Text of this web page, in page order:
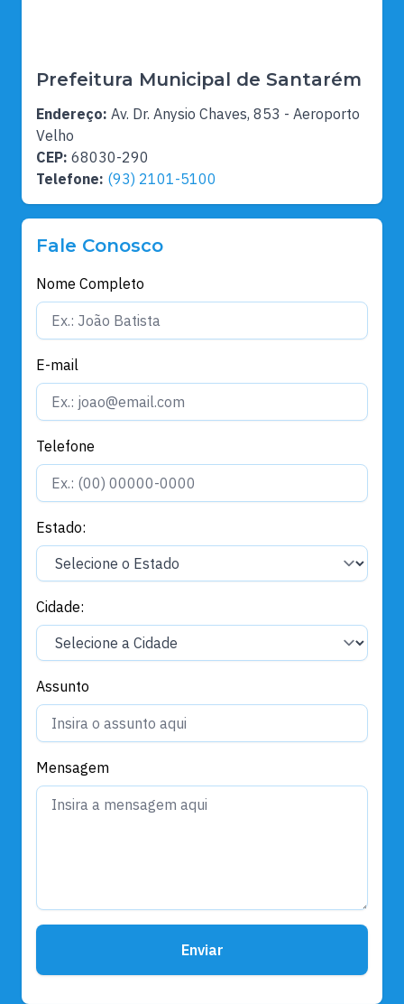
Prefeitura Municipal de Santarém
Endereço: Av. Dr. Anysio Chaves, 853 - Aeroporto
Velho
CEP: 68030-290
Telefone: (93) 2101-5100
Fale Conosco
Nome Completo
E-mail
Telefone
Estado:
Cidade:
Assunto
Mensagem
Enviar